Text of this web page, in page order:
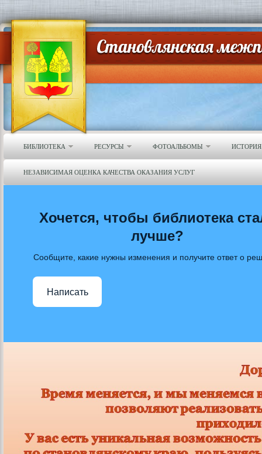
БИБЛИОТЕКА РЕСУРСЫ ФОТОАЛЬБОМЫ
НЕЗАВИСИМАЯ ОЦЕНКА КАЧЕСТВА ОКАЗАНИЯ УСЛУГ
Хочется, чтобы библиотека
лучше?
Сообщите, какие нужны изменения и получите ответ о
Написать